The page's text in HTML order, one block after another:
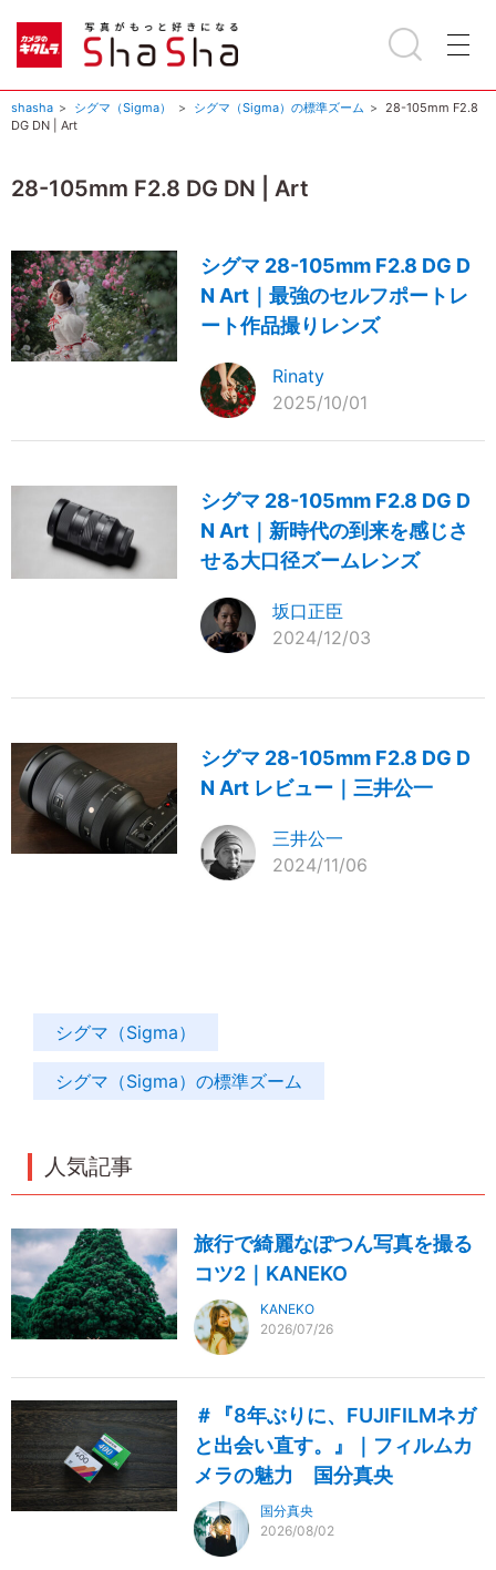
shasha シグマ（Sigma） シグマ（Sigma）の標準ズーム
28-105mm F2.8
DG DN | Art
28-105mm F2.8 DG DN | Art
シグマ 28-105mm F2.8 DG D
N Art｜最強のセルフポートレ
ート作品撮りレンズ
Rinaty
2025/10/01
シグマ 28-105mm F2.8 DG D
N Art｜新時代の到来を感じさ
せる大口径ズームレンズ
坂口正臣
2024/12/03
シグマ 28-105mm F2.8 DG D
N Art レビュー｜三井公一
三井公一
2024/11/06
シグマ（Sigma）
シグマ（Sigma）の標準ズーム
人気記事
旅行で綺麗なぽつん写真を撮る
コツ2｜KANEKO
KANEKO
2026/07/26
＃『8年ぶりに、FUJIFILMネガ
と出会い直す。』｜フィルムカ
メラの魅力 国分真央
国分真央
2026/08/02